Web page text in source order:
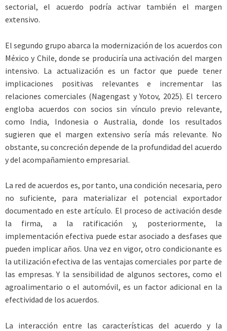
sectorial, el acuerdo podría activar también el margen
extensivo.
El segundo grupo abarca la modernización de los acuerdos con
México y Chile, donde se produciría una activación del margen
intensivo. La actualización es un factor que puede tener
implicaciones positivas relevantes e incrementar las
relaciones comerciales (Nagengast y Yotov, 2025). El tercero
engloba acuerdos con socios sin vínculo previo relevante,
como India, Indonesia o Australia, donde los resultados
sugieren que el margen extensivo sería más relevante. No
obstante, su concreción depende de la profundidad del acuerdo
y del acompañamiento empresarial.
La red de acuerdos es, por tanto, una condición necesaria, pero
no suficiente, para materializar el potencial exportador
documentado en este artículo. El proceso de activación desde
la firma, a la ratificación y, posteriormente, la
implementación efectiva puede estar asociado a desfases que
pueden implicar años. Una vez en vigor, otro condicionante es
la utilización efectiva de las ventajas comerciales por parte de
las empresas. Y la sensibilidad de algunos sectores, como el
agroalimentario o el automóvil, es un factor adicional en la
efectividad de los acuerdos.
La interacción entre las características del acuerdo y la